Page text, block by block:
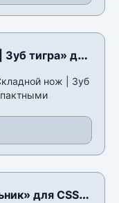
тигра» для
нож | Зуб
для CSS